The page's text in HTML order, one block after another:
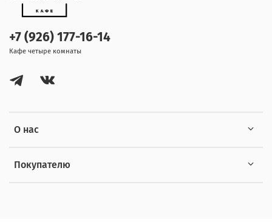
О нас
Покупателю
+7 (926) 177-16-14
Кафе четыре комнаты